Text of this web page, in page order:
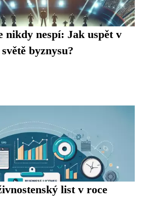
nikdy nespí: Jak uspět v
byznysu?
list v roce